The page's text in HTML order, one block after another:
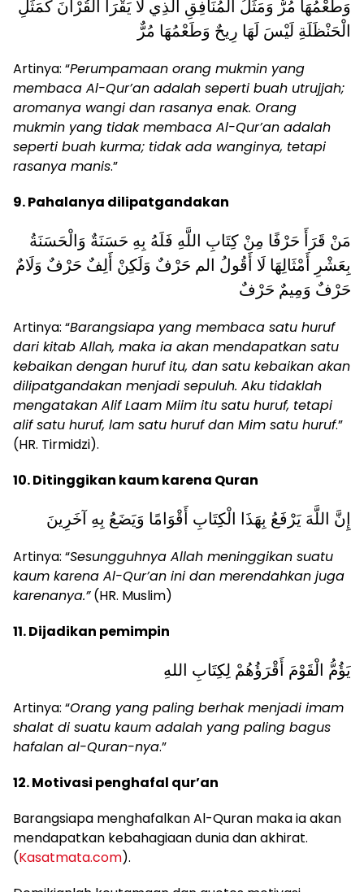
وَطَعْمُهَا مُرٌّ وَمَثَلُ الْمُنَافِقِ الَّذِي لَا يَقْرَأُ الْقُرْآنَ كَمَثَلِ
الْحَنْظَلَةِ لَيْسَ لَهَا رِيحٌ وَطَعْمُهَا مُرٌّ
Artinya: “Perumpamaan orang mukmin yang
membaca Al-Qur’an adalah seperti buah utrujjah;
aromanya wangi dan rasanya enak. Orang
mukmin yang tidak membaca Al-Qur’an adalah
seperti buah kurma; tidak ada wanginya, tetapi
rasanya manis.”
9. Pahalanya dilipatgandakan
مَنْ قَرَأَ حَرْفًا مِنْ كِتَابِ اللَّهِ فَلَهُ بِهِ حَسَنَةٌ وَالْحَسَنَةُ
بِعَشْرِ أَمْثَالِهَا لَا أَقُولُ الم حَرْفٌ وَلَكِنْ أَلِفٌ حَرْفٌ وَلَامٌ
حَرْفٌ وَمِيمٌ حَرْفٌ
Artinya: “Barangsiapa yang membaca satu huruf
dari kitab Allah, maka ia akan mendapatkan satu
kebaikan dengan huruf itu, dan satu kebaikan akan
dilipatgandakan menjadi sepuluh. Aku tidaklah
mengatakan Alif Laam Miim itu satu huruf, tetapi
alif satu huruf, lam satu huruf dan Mim satu huruf.”
(HR. Tirmidzi).
10. Ditinggikan kaum karena Quran
إِنَّ اللَّهَ يَرْفَعُ بِهَذَا الْكِتَابِ أَقْوَامًا وَيَضَعُ بِهِ آخَرِينَ
Artinya: “Sesungguhnya Allah meninggikan suatu
kaum karena Al-Qur’an ini dan merendahkan juga
karenanya.”(HR. Muslim)
11. Dijadikan pemimpin
يَؤُمُّ الْقَوْمَ أَقْرَؤُهُمْ لِكِتَابِ اللهِ
Artinya: “Orang yang paling berhak menjadi imam
shalat di suatu kaum adalah yang paling bagus
hafalan al-Quran-nya.”
12. Motivasi penghafal qur’an
Barangsiapa menghafalkan Al-Quran maka ia akan
mendapatkan kebahagiaan dunia dan akhirat.
(Kasatmata.com).